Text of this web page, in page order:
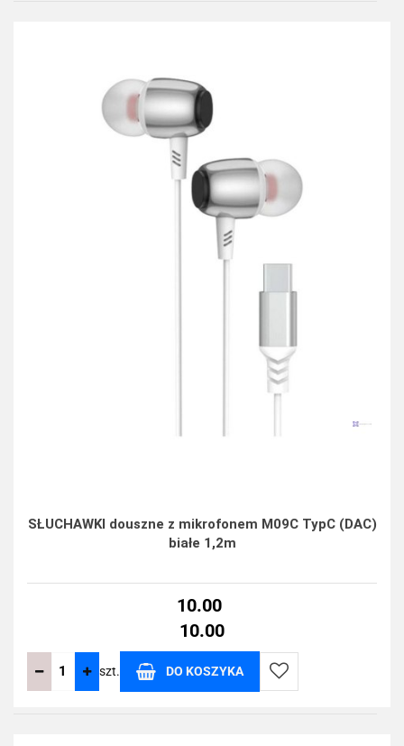
SŁUCHAWKI douszne z mikrofonem M09C TypC (DAC)
białe 1,2m
10.00
10.00
szt. DO KOSZYKA
Do